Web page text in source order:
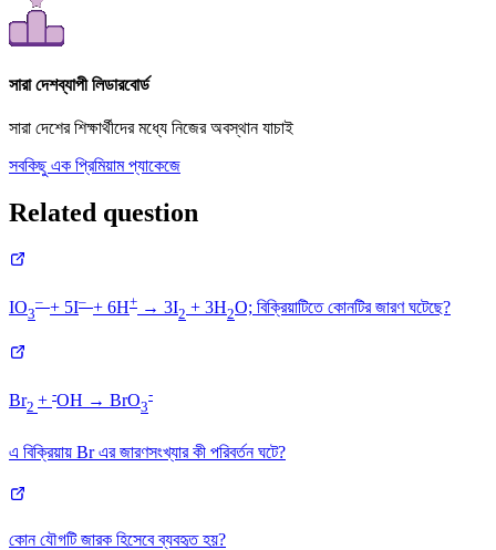
সারা দেশব্যাপী লিডারবোর্ড
সারা দেশের শিক্ষার্থীদের মধ্যে নিজের অবস্থান যাচাই
সবকিছু এক প্রিমিয়াম প্যাকেজে
Related question
IO3
– + 5I– + 6H+ → 3I2 + 3H2O; বিক্রিয়াটিতে কোনটির জারণ ঘটেছে?
Br2 + -OH → BrO3
-
এ বিক্রিয়ায় Br এর জারণসংখ্যার কী পরিবর্তন ঘটে?
কোন যৌগটি জারক হিসেবে ব্যবহৃত হয়?